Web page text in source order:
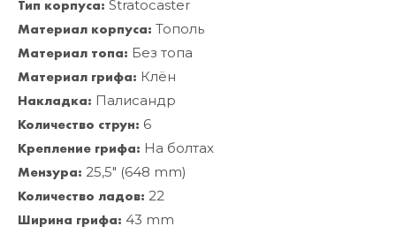
Тип корпуса: Stratocaster
Материал корпуса: Тополь
Материал топа: Без топа
Материал грифа: Клён
Накладка: Палисандр
Количество струн: 6
Крепление грифа: На болтах
Мензура: 25,5" (648 mm)
Количество ладов: 22
Ширина грифа: 43 mm